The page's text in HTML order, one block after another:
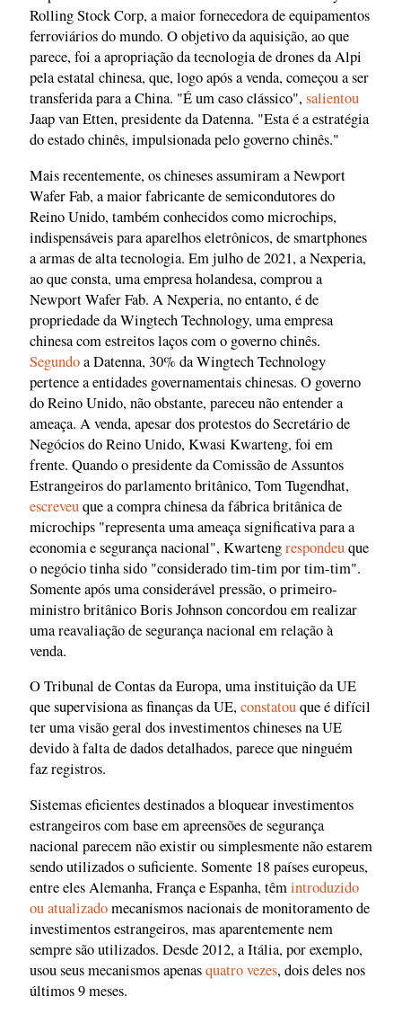
Rolling Stock Corp, a maior fornecedora de equipamentos
ferroviários do mundo. O objetivo da aquisição, ao que
parece, foi a apropriação da tecnologia de drones da Alpi
pela estatal chinesa, que, logo após a venda, começou a ser
transferida para a China. "É um caso clássico",salientou
Jaap van Etten, presidente da Datenna. "Esta é a estratégia
do estado chinês, impulsionada pelo governo chinês."
Mais recentemente, os chineses assumiram a Newport
Wafer Fab, a maior fabricante de semicondutores do
Reino Unido, também conhecidos como microchips,
indispensáveis para aparelhos eletrônicos, de smartphones
a armas de alta tecnologia. Em julho de 2021, a Nexperia,
ao que consta, uma empresa holandesa, comprou a
Newport Wafer Fab. A Nexperia, no entanto, é de
propriedade da Wingtech Technology, uma empresa
chinesa com estreitos laços com o governo chinês.
Segundoa Datenna, 30% da Wingtech Technology
pertence a entidades governamentais chinesas. O governo
do Reino Unido, não obstante, pareceu não entender a
ameaça. A venda, apesar dos protestos do Secretário de
Negócios do Reino Unido, Kwasi Kwarteng, foi em
frente. Quando o presidente da Comissão de Assuntos
Estrangeiros do parlamento britânico, Tom Tugendhat,
escreveuque a compra chinesa da fábrica britânica de
microchips "representa uma ameaça significativa para a
economia e segurança nacional", Kwartengrespondeuque
o negócio tinha sido "considerado tim-tim por tim-tim".
Somente após uma considerável pressão, o primeiro-
ministro britânico Boris Johnson concordou em realizar
uma reavaliação de segurança nacional em relação à
venda.
O Tribunal de Contas da Europa, uma instituição da UE
que supervisiona as finanças da UE,constatouque é difícil
ter uma visão geral dos investimentos chineses na UE
devido à falta de dados detalhados, parece que ninguém
faz registros.
Sistemas eficientes destinados a bloquear investimentos
estrangeiros com base em apreensões de segurança
nacional parecem não existir ou simplesmente não estarem
sendo utilizados o suficiente. Somente 18 países europeus,
entre eles Alemanha, França e Espanha, têmintroduzido
ou atualizadomecanismos nacionais de monitoramento de
investimentos estrangeiros, mas aparentemente nem
sempre são utilizados. Desde 2012, a Itália, por exemplo,
usou seus mecanismos apenasquatro vezes, dois deles nos
últimos 9 meses.